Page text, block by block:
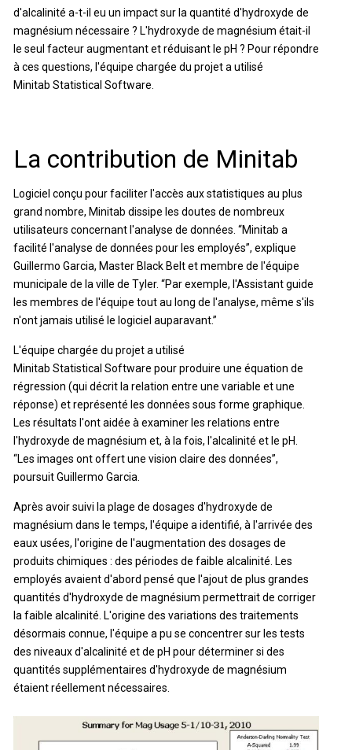
d'alcalinité a-t-il eu un impact sur la quantité d'hydroxyde de
magnésium nécessaire ? L'hydroxyde de magnésium était-il
le seul facteur augmentant et réduisant le pH ? Pour répondre
à ces questions, l'équipe chargée du projet a utilisé
Minitab Statistical Software.
La contribution de Minitab
Logiciel conçu pour faciliter l'accès aux statistiques au plus
grand nombre, Minitab dissipe les doutes de nombreux
utilisateurs concernant l'analyse de données. “Minitab a
facilité l'analyse de données pour les employés”, explique
Guillermo Garcia, Master Black Belt et membre de l'équipe
municipale de la ville de Tyler. “Par exemple, l'Assistant guide
les membres de l'équipe tout au long de l'analyse, même s'ils
n'ont jamais utilisé le logiciel auparavant.”
L'équipe chargée du projet a utilisé
Minitab Statistical Software pour produire une équation de
régression (qui décrit la relation entre une variable et une
réponse) et représenté les données sous forme graphique.
Les résultats l'ont aidée à examiner les relations entre
l'hydroxyde de magnésium et, à la fois, l'alcalinité et le pH.
“Les images ont offert une vision claire des données”,
poursuit Guillermo Garcia.
Après avoir suivi la plage de dosages d'hydroxyde de
magnésium dans le temps, l'équipe a identifié, à l'arrivée des
eaux usées, l'origine de l'augmentation des dosages de
produits chimiques : des périodes de faible alcalinité. Les
employés avaient d'abord pensé que l'ajout de plus grandes
quantités d'hydroxyde de magnésium permettrait de corriger
la faible alcalinité. L'origine des variations des traitements
désormais connue, l'équipe a pu se concentrer sur les tests
des niveaux d'alcalinité et de pH pour déterminer si des
quantités supplémentaires d'hydroxyde de magnésium
étaient réellement nécessaires.